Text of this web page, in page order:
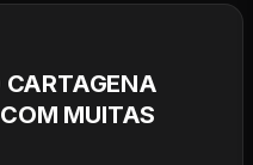
CARTAGENA
MUITAS